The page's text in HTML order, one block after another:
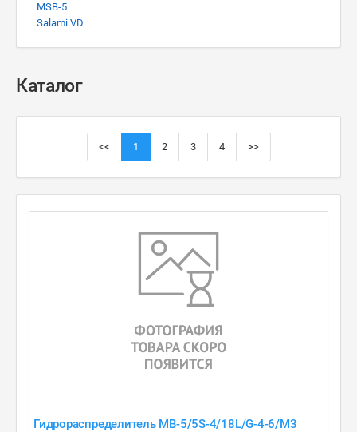
MSB-5
Salami VD
Каталог
<< 1 2 3 4 >>
Гидрораспределитель MB-5/5S-4/18L/G-4-6/M3